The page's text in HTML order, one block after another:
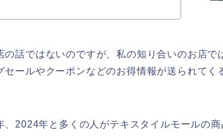
話ではないのですが、私の知り合いのお店で
ールやクーポンなどのお得情報が送られてく
2024年と多くの人がテキスタイルモールの商